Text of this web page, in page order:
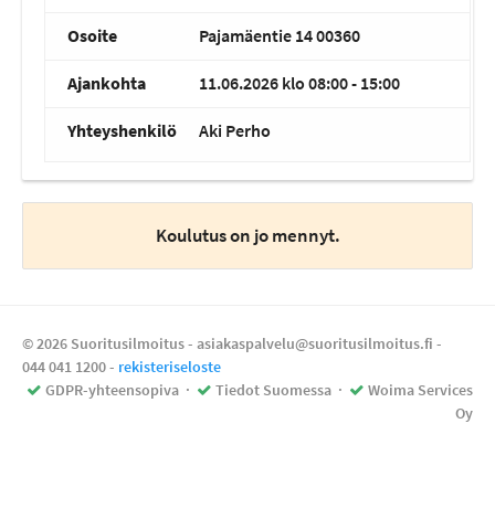
Osoite Pajamäentie 14 00360
Ajankohta 11.06.2026 klo 08:00 - 15:00
Yhteyshenkilö Aki Perho
Koulutus on jo mennyt.
© 2026 Suoritusilmoitus - asiakaspalvelu@suoritusilmoitus.fi -
044 041 1200- rekisteriseloste
GDPR-yhteensopiva · Tiedot Suomessa ·
Woima Services
Oy